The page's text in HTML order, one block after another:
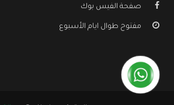
صفحة الفيس بوك
مفتوح طوال ايام الأسبوع